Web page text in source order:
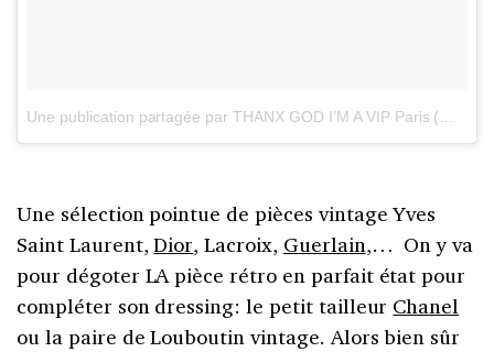
Une sélection pointue de pièces vintage Yves
Saint Laurent,Dior, Lacroix, Guerlain,… On y va
pour dégoter LA pièce rétro en parfait état pour
compléter son dressing: le petit tailleur Chanel
ou la paire de Louboutin vintage. Alors bien sûr